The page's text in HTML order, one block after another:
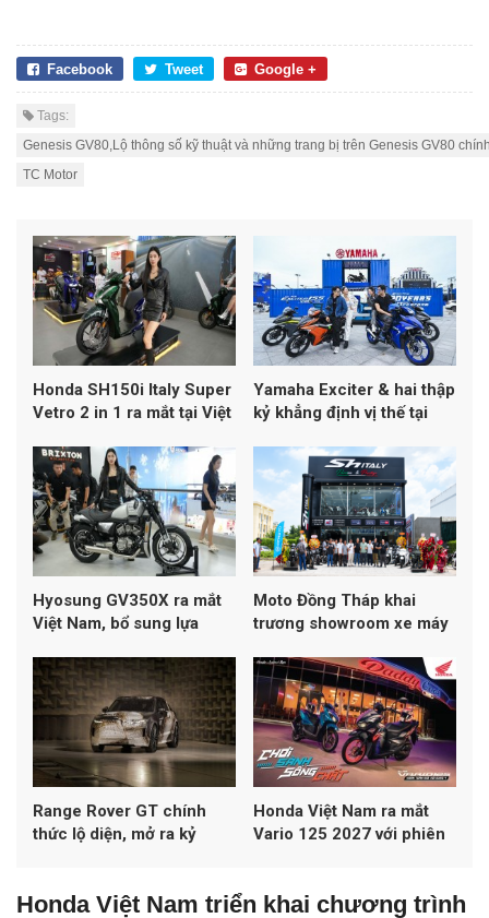
Facebook Tweet Google +
Tags:
Genesis GV80,Lộ thông số kỹ thuật và những trang bị trên Genesis GV80
TC Motor
Honda SH150i Italy Super
Vetro 2 in 1 ra mắt tại Việt
Vetro trên cùng một mẫu
xe
Yamaha Exciter & hai thập
kỷ khẳng định vị thế tại
Hyosung GV350X ra mắt
Việt Nam, bổ sung lựa
cruiser 300–400cc
Moto Đồng Tháp khai
trương showroom xe máy
hiệu cùng nhiều mẫu xe
hiếm tại Đồng bằng sông
Cửu Long
Range Rover GT chính
thức lộ diện, mở ra kỷ
Honda Việt Nam ra mắt
Vario 125 2027 với phiên
Honda Việt Nam triển khai chương trình